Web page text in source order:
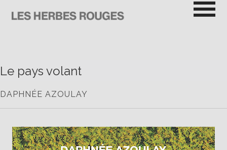
contenu
Le pays volant
DAPHNÉE AZOULAY